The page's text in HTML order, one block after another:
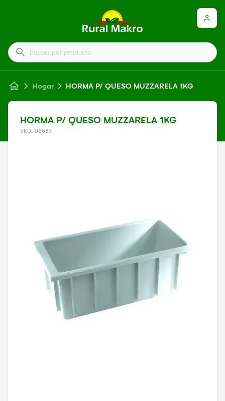
Buscar por producto
Hogar HORMA P/ QUESO MUZZARELA 1KG
HORMA P/ QUESO MUZZARELA 1KG
SKU: 06887